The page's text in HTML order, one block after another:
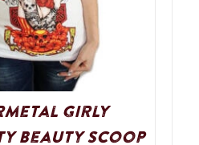
Girly
Beauty Scoop